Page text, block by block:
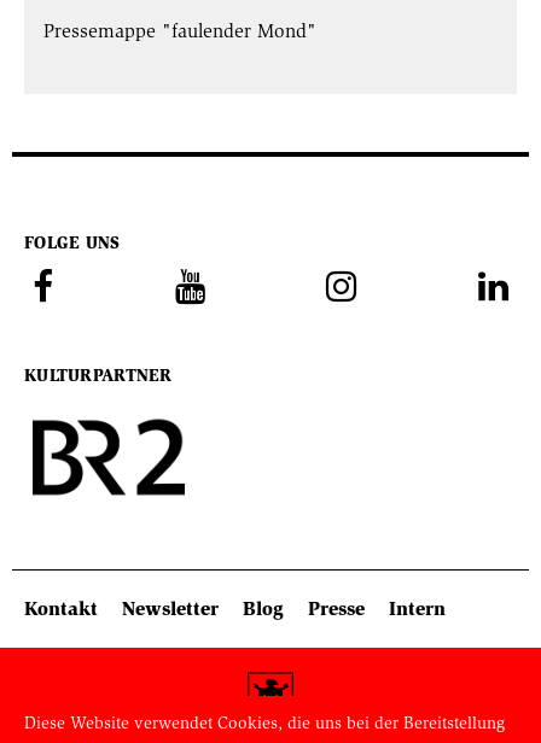
Diese Website verwendet Cookies, die uns bei der Bereitstellung
Dokument
Pressemappe "faulender Mond"
FOLGE UNS
KULTURPARTNER
SITEMAP: KOPFBEREICH
Kontakt Newsletter Blog Presse Intern